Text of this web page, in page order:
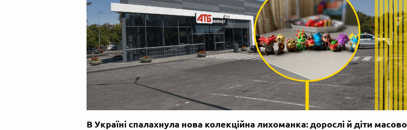
В Україні спалахнула нова колекційна лихоманка: дорослі й діти масово